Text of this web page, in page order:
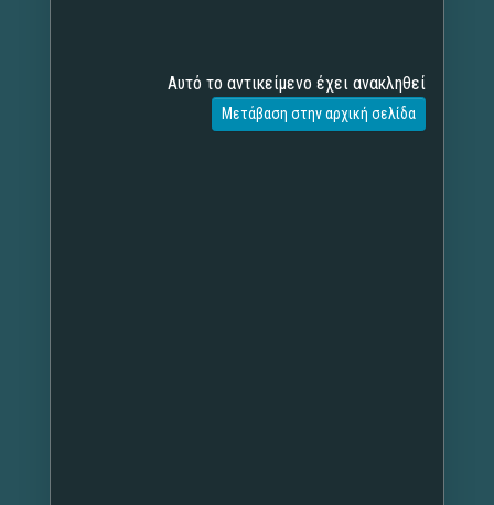
Αυτό το αντικείμενο έχει ανακληθεί
Μετάβαση στην αρχική σελίδα